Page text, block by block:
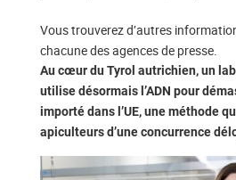
Vous trouverez d’autres
chacune des agences de presse.
Au cœur du Tyrol autrichien, un
utilise désormais l’ADN pour
importé dans l’UE, une méthode
apiculteurs d’une concurrence